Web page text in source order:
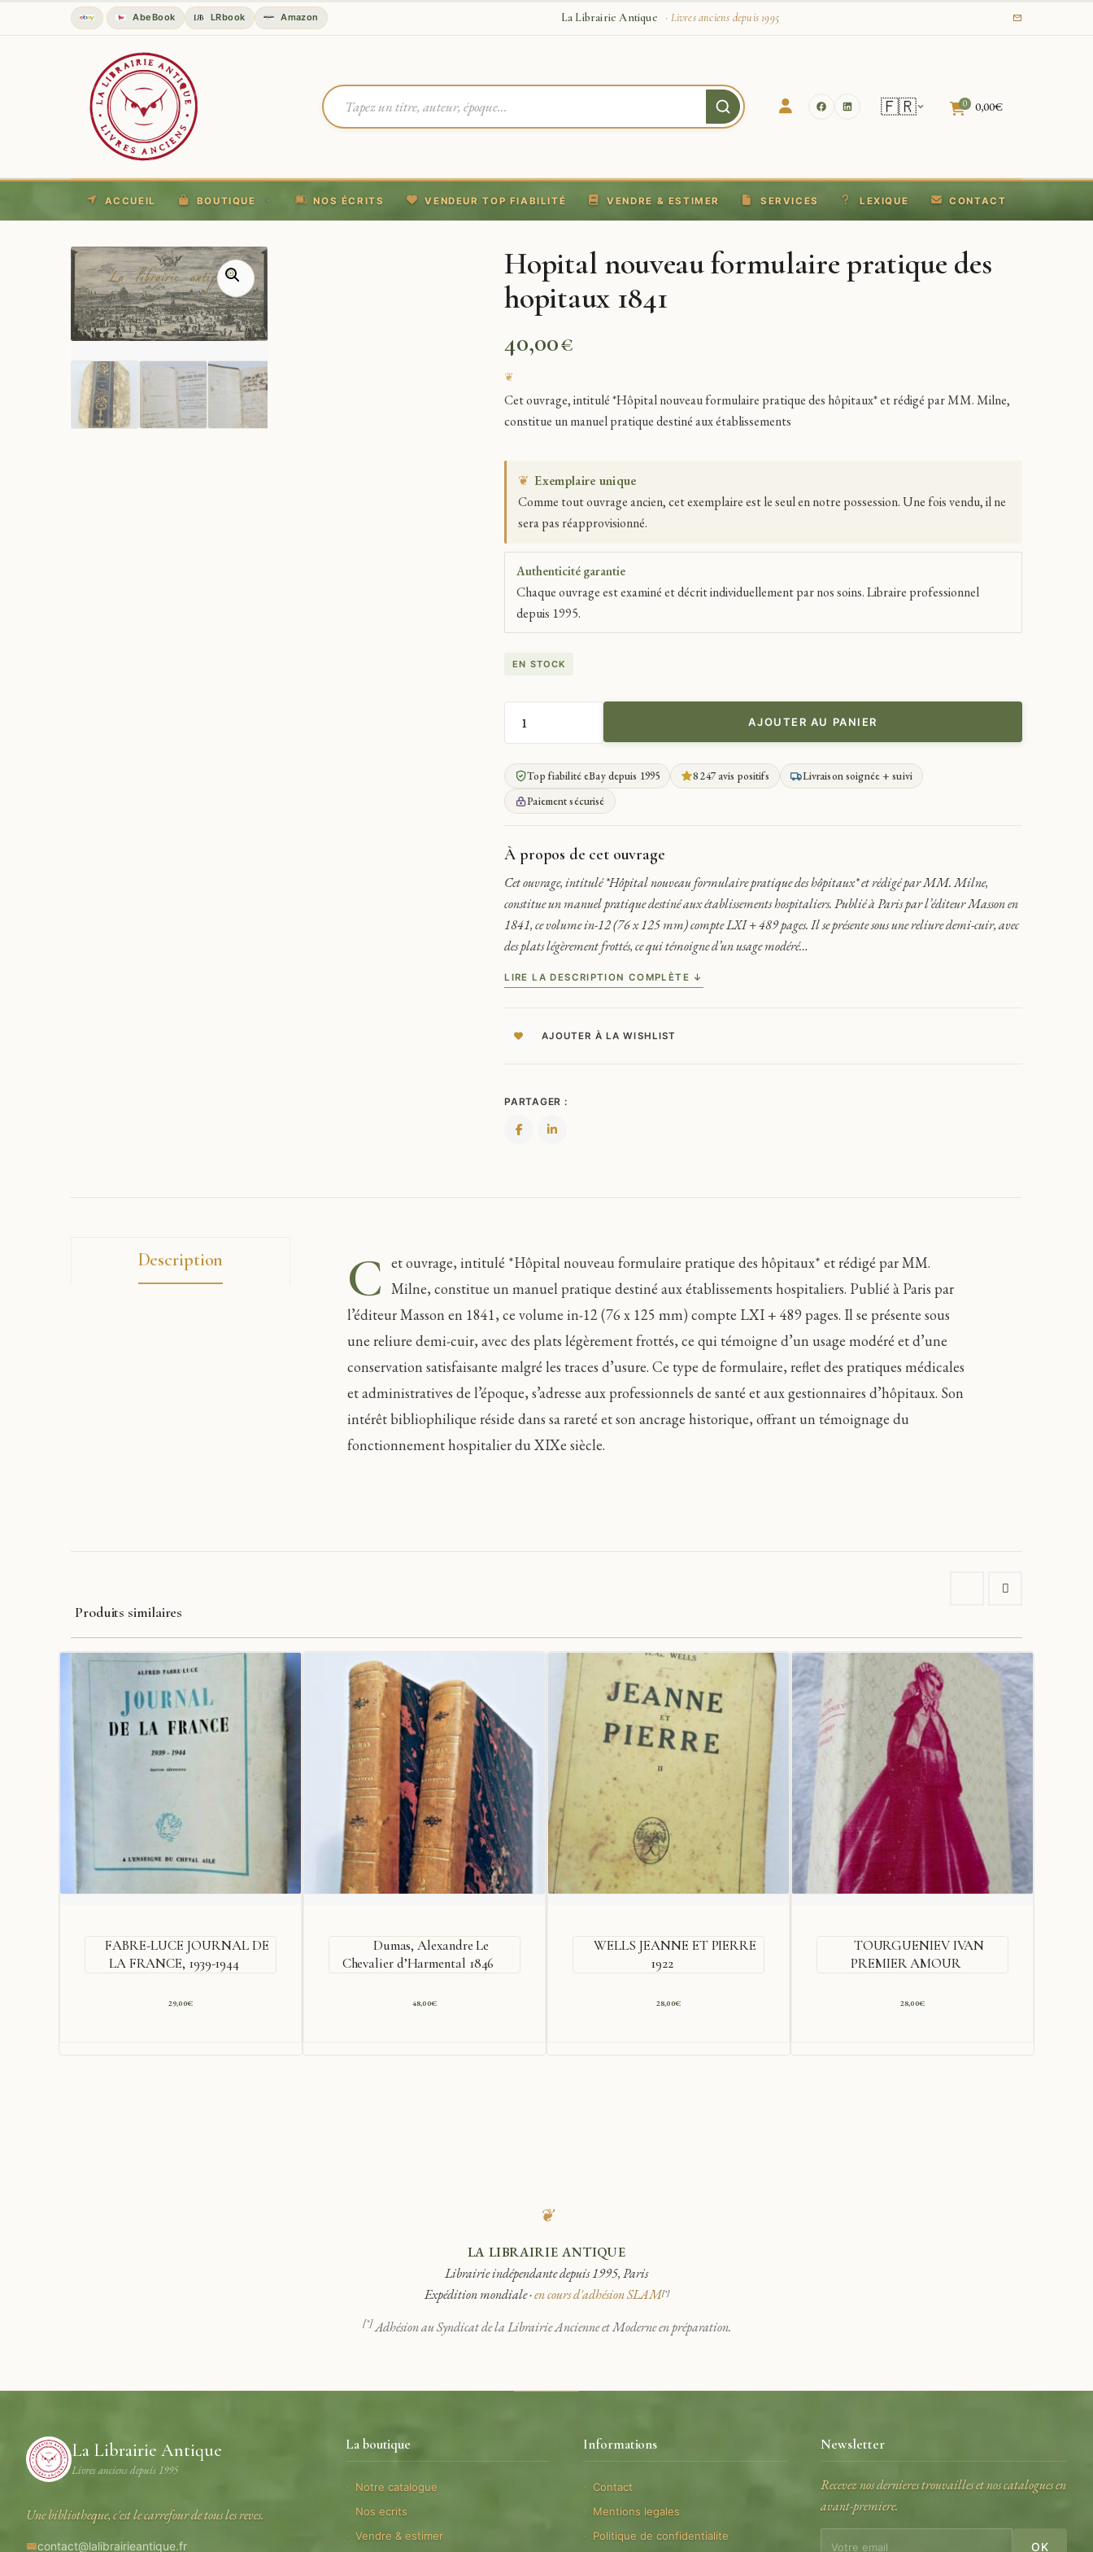
AbeBook LRbook Amazon La Librairie Antique · Livres anciens depuis 1995
🇫🇷 0 0,00€
ACCUEIL BOUTIQUE NOS ÉCRITS VENDEUR TOP FIABILITÉ VENDRE & ESTIMER SERVICES LEXIQUE CONTACT
Hopital nouveau formulaire pratique des
hopitaux 1841
40,00€
Cet ouvrage, intitulé *Hôpital nouveau formulaire pratique des hôpitaux* et rédigé par MM. Milne,
constitue un manuel pratique destiné aux établissements
❦ Exemplaire unique
Comme tout ouvrage ancien, cet exemplaire est le seul en notre possession. Une fois vendu, il ne
sera pas réapprovisionné.
Authenticité garantie
Chaque ouvrage est examiné et décrit individuellement par nos soins. Libraire professionnel
depuis 1995.
EN STOCK
QUANTITÉ
DE
HOPITAL
NOUVEAU
FORMULAIRE
PRATIQUE
HOPITAUX
1841
AJOUTER AU PANIER
Top fiabilité eBay depuis 1995 8 247 avis positifs
Livraison soignée + suivi
Paiement sécurisé
À propos de cet ouvrage
Cet ouvrage, intitulé *Hôpital nouveau formulaire pratique des hôpitaux* et rédigé par MM. Milne,
constitue un manuel pratique destiné aux établissements hospitaliers. Publié à Paris par l’éditeur Masson en
1841, ce volume in-12 (76 x 125 mm) compte LXI + 489 pages. Il se présente sous une reliure demi-cuir, avec
des plats légèrement frottés, ce qui témoigne d’un usage modéré…
LIRE LA DESCRIPTION COMPLÈTE ↓
AJOUTER À LA WISHLIST
PARTAGER :
Description C et ouvrage, intitulé *Hôpital nouveau formulaire pratique des hôpitaux* et rédigé par MM.
Milne, constitue un manuel pratique destiné aux établissements hospitaliers. Publié à Paris par
l’éditeur Masson en 1841, ce volume in-12 (76 x 125 mm) compte LXI + 489 pages. Il se présente sous
une reliure demi-cuir, avec des plats légèrement frottés, ce qui témoigne d’un usage modéré et d’une
conservation satisfaisante malgré les traces d’usure. Ce type de formulaire, reflet des pratiques médicales
et administratives de l’époque, s’adresse aux professionnels de santé et aux gestionnaires d’hôpitaux. Son
intérêt bibliophilique réside dans sa rareté et son ancrage historique, offrant un témoignage du
fonctionnement hospitalier du XIXe siècle.
Produits similaires
FABRE-LUCE JOURNAL DE
LA FRANCE, 1939-1944
29,00€
Dumas, Alexandre Le
Chevalier d’Harmental 1846
48,00€
WELLS JEANNE ET PIERRE
1922
28,00€
TOURGUENIEV IVAN
PREMIER AMOUR
28,00€
❦
LA LIBRAIRIE ANTIQUE
Librairie indépendante depuis 1995, Paris
Expédition mondiale ·en cours d'adhésion SLAM[*]
[*]Adhésion au Syndicat de la Librairie Ancienne et Moderne en préparation.
La Librairie Antique
Livres anciens depuis 1995
Une bibliotheque, c'est le carrefour de tous les reves.
contact@lalibrairieantique.fr
La boutique
Notre catalogue
Nos ecrits
Vendre & estimer
Informations
Contact
Mentions legales
Politique de confidentialite
Newsletter
Recevez nos dernieres trouvailles et nos catalogues en
avant-premiere.
OK